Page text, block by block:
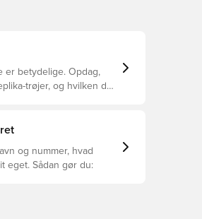
er betydelige. Opdag,
trøjer, og hvilken der
og nummer, hvad
eget. Sådan gør du: